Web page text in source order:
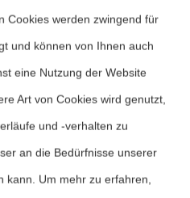
Cookies werden zwingend für
und können von Ihnen auch
eine Nutzung der Website
Art von Cookies wird genutzt,
und -verhalten zu
an die Bedürfnisse unserer
kann. Um mehr zu erfahren,